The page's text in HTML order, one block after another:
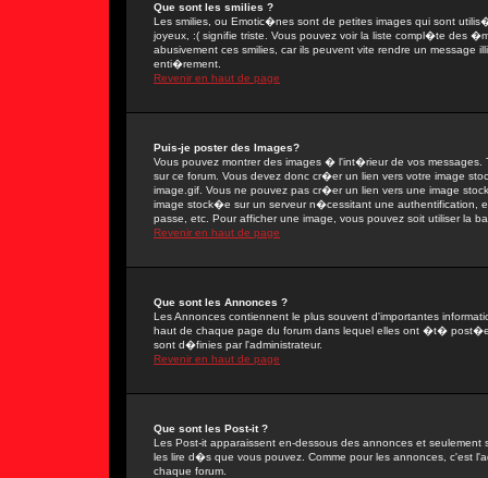
Que sont les smilies ?
Les smilies, ou Emotic�nes sont de petites images qui sont
joyeux, :( signifie triste. Vous pouvez voir la liste compl�te des
abusivement ces smilies, car ils peuvent vite rendre un
enti�rement.
Revenir en haut de page
Puis-je poster des Images?
Vous pouvez montrer des images � l'int�rieur de vos messages.
sur ce forum. Vous devez donc cr�er un lien vers votre image
image.gif. Vous ne pouvez pas cr�er un lien vers une image
image stock�e sur un serveur n�cessitant une authentification,
passe, etc. Pour afficher une image, vous pouvez soit utiliser la
Revenir en haut de page
Que sont les Annonces ?
Les Annonces contiennent le plus souvent d'importantes
haut de chaque page du forum dans lequel elles ont �t�
sont d�finies par l'administrateur.
Revenir en haut de page
Que sont les Post-it ?
Les Post-it apparaissent en-dessous des annonces et
les lire d�s que vous pouvez. Comme pour les annonces, c'est
chaque forum.